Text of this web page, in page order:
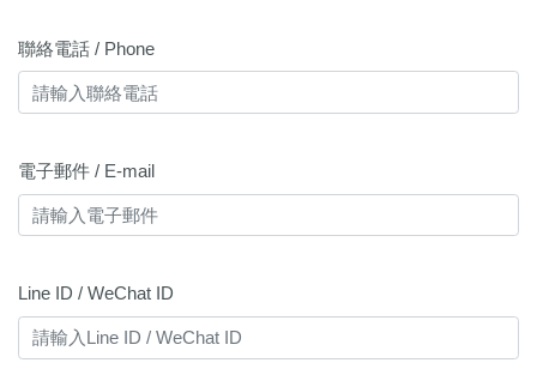
聯絡電話 / Phone
電子郵件 / E-mail
Line ID / WeChat ID